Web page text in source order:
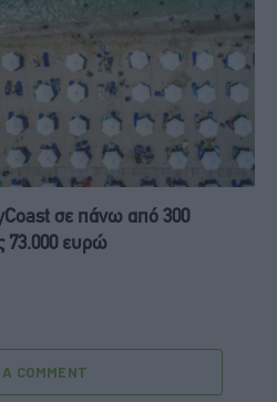
σε πάνω από 300
73.000 ευρώ
COMMENT